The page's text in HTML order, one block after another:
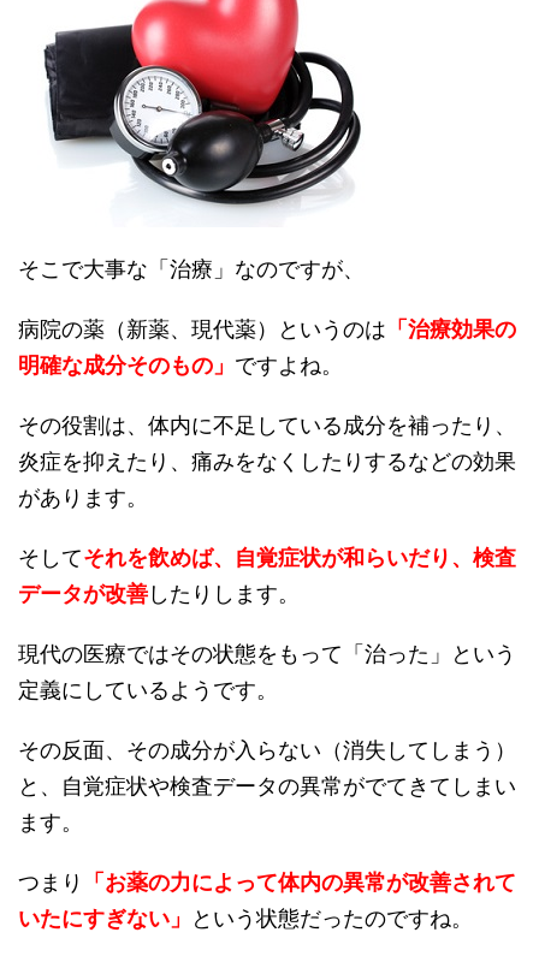
そこで大事な「治療」なのですが、
病院の薬（新薬、現代薬）というのは 「治療効果の
明確な成分そのもの」 ですよね。
その役割は、体内に不足している成分を補ったり、
炎症を抑えたり、痛みをなくしたりするなどの効果
があります。
そしてそれを飲めば、自覚症状が和らいだり、検査
データが改善 したりします。
現代の医療ではその状態をもって「治った」という
定義にしているようです。
その反面、その成分が入らない（消失してしまう）
と、自覚症状や検査データの異常がでてきてしまい
ます。
つまり
「お薬の力によって体内の異常が改善されて
いたにすぎない」
という状態だったのですね。